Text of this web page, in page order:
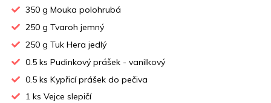
350 g Mouka polohrubá
250 g Tvaroh jemný
250 g Tuk Hera jedlý
0.5 ks Pudinkový prášek - vanilkový
0.5 ks Kypřicí prášek do pečiva
1 ks Vejce slepičí